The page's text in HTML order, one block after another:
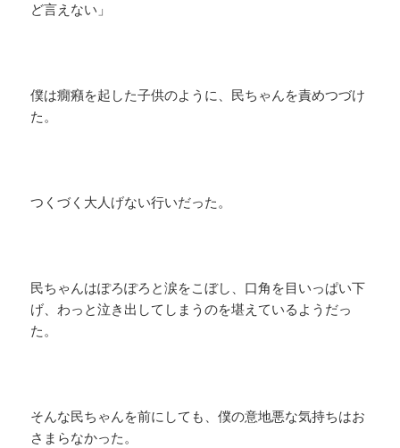
ど言えない」
僕は癇癪を起した子供のように、民ちゃんを責めつづけ
た。
つくづく大人げない行いだった。
民ちゃんはぽろぽろと涙をこぼし、口角を目いっぱい下
げ、わっと泣き出してしまうのを堪えているようだっ
た。
そんな民ちゃんを前にしても、僕の意地悪な気持ちはお
さまらなかった。